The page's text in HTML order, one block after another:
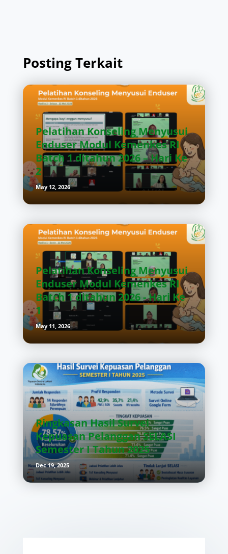
Posting Terkait
Pelatihan Konseling Menyusui
Enduser Modul Kemenkes RI
Batch 1 ditahun 2026 – Hari Ke
2
May 12, 2026
Pelatihan Konseling Menyusui
Enduser Modul Kemenkes RI
Batch 1 ditahun 2026 - Hari Ke
1
May 11, 2026
Ringkasan Hasil Survei
Kepuasan Pelanggan SELASI
Semester I Tahun 2025
Dec 19, 2025